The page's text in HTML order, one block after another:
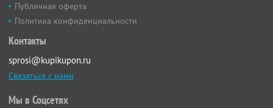
Публичная оферта
Политика конфиденциальности
Контакты
sprosi@kupikupon.ru
Связаться с нами
Мы в Соцсетях